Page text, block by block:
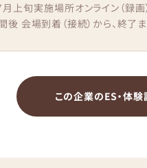
上旬実施場所オンライン（録
会場到着（接続）から、終
この企業のES・体験